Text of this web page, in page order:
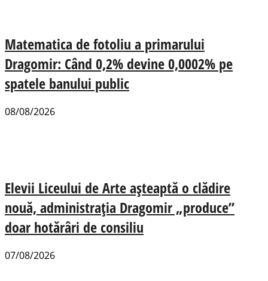
Matematica de fotoliu a primarului
Dragomir: Când 0,2% devine 0,0002% pe
spatele banului public
08/08/2026
Elevii Liceului de Arte așteaptă o clădire
nouă, administrația Dragomir „produce”
doar hotărâri de consiliu
07/08/2026